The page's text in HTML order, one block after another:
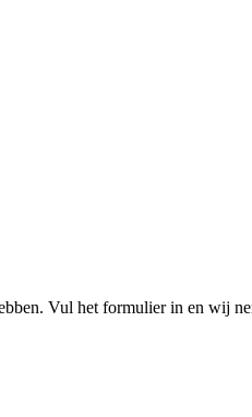
Vul het formulier in en wij